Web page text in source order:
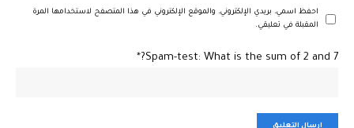
احفظ اسمي، بريدي الإلكتروني، والموقع الإلكتروني في هذا المتصفح لاستخدامها المرة
المقبلة في تعليقي.
Spam-test: What is the sum of 2 and 7?*